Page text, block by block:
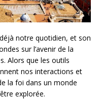
notre quotidien, et son
sur l’avenir de la
Alors que les outils
nos interactions et
la foi dans un monde
explorée.